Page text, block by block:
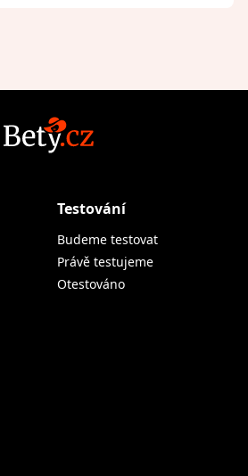
Testování
Budeme testovat
Právě testujeme
Otestováno